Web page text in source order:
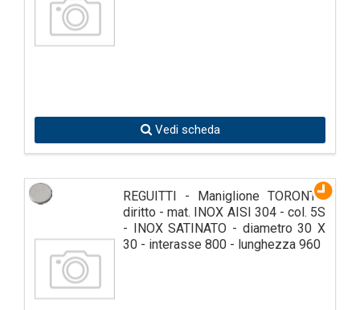
Vedi scheda
REGUITTI - Maniglione TORONTO
diritto - mat. INOX AISI 304 - col. 5S
- INOX SATINATO - diametro 30 X
30 - interasse 800 - lunghezza 960